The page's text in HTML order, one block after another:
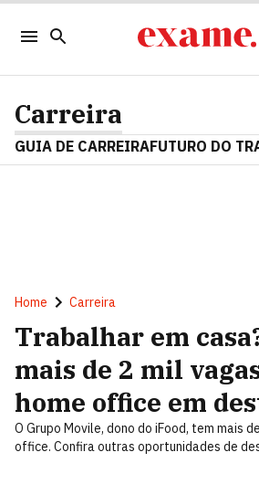
Carreira
GUIA DE CARREIRAFUTURO DO
Home Carreira
Trabalhar em
mais de 2 mil
home office em
O Grupo Movile, dono do iFood, tem mais
office. Confira outras oportunidades de